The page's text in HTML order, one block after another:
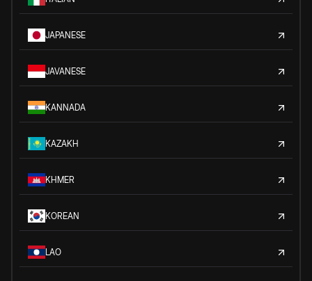
JAPANESE
JAVANESE
KANNADA
KAZAKH
KHMER
KOREAN
LAO